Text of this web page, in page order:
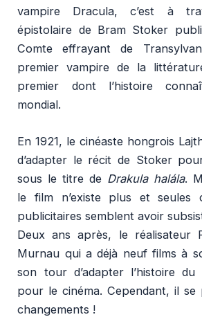
vampire Dracula, c’est à
épistolaire de Bram Stoker
Comte effrayant de
premier vampire de la
premier dont l’histoire
mondial.
En 1921, le cinéaste hongrois
d’adapter le récit de Stoker
sous le titre de Drakula halála.
le film n’existe plus et seules
publicitaires semblent avoir
Deux ans après, le réalisateur
Murnau qui a déjà neuf films à
son tour d’adapter l’histoire
pour le cinéma. Cependant, il se
changements !